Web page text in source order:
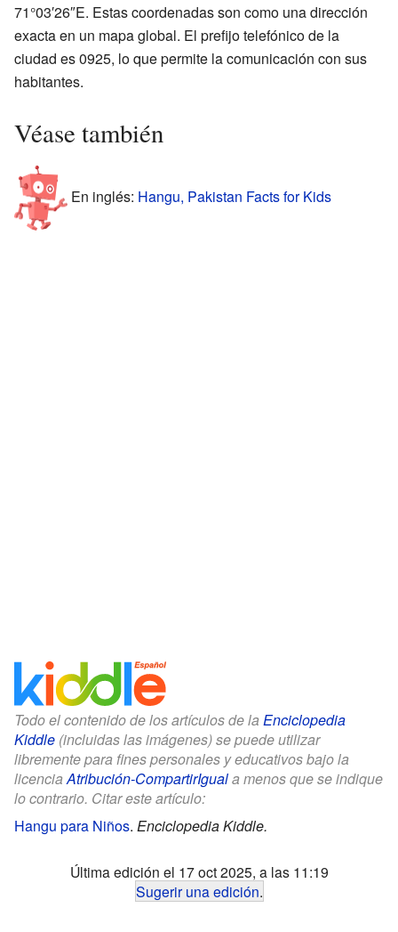
71°03′26″E. Estas coordenadas son como una dirección
exacta en un mapa global. El prefijo telefónico de la
ciudad es 0925, lo que permite la comunicación con sus
habitantes.
Véase también
En inglés: Hangu, Pakistan Facts for Kids
Todo el contenido de los artículos de la Enciclopedia
Kiddle (incluidas las imágenes) se puede utilizar
libremente para fines personales y educativos bajo la
licenciaAtribución-CompartirIguala menos que se indique
lo contrario. Citar este artículo:
Hangu para Niños. Enciclopedia Kiddle.
Última edición el 17 oct 2025, a las 11:19
Sugerir una edición.